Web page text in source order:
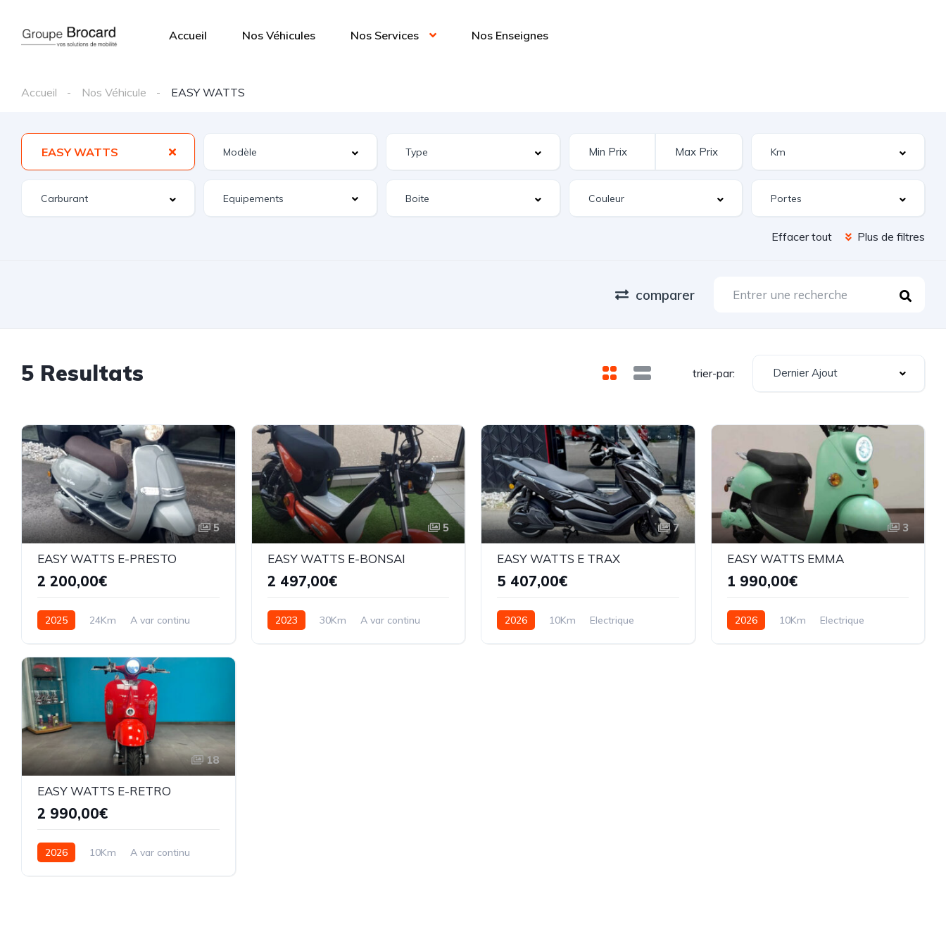
Accueil Nos Véhicules Nos Services Nos Enseignes
Accueil Nos Véhicule EASY WATTS
EASY WATTS
Equipements
Effacer tout Plus de filtres
comparer
5 Resultats trier-par: Dernier Ajout
5
EASY WATTS E-PRESTO
2 200,00€
2025 24Km
A var continu
5
EASY WATTS E-BONSAI
2 497,00€
2023 30Km
A var continu
7
EASY WATTS E TRAX
5 407,00€
2026 10Km Electrique
3
EASY WATTS EMMA
1 990,00€
2026 10Km Electrique
18
EASY WATTS E-RETRO
2 990,00€
2026 10Km
A var continu